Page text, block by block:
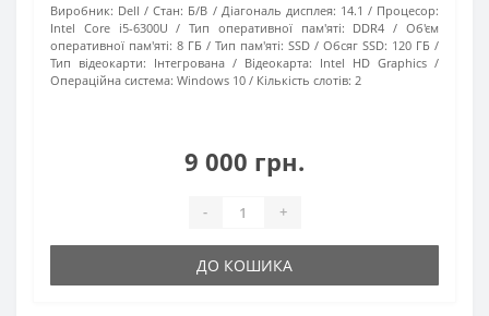
Виробник: Dell Стан: Б/В Діагональ дисплея: 14.1
Процесор:
Intel Core i5-6300U
Тип оперативної пам'яті: DDR4
Об'єм
оперативної пам'яті: 8 ГБ Тип пам'яті: SSD Обсяг SSD: 120 ГБ
Тип відеокарти: Інтегрована Відеокарта: Intel HD Graphics
Операційна система: Windows 10 Кількість слотів: 2
9 000 грн.
- +
ДО КОШИКА